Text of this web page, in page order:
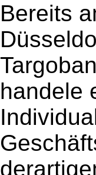
Bereits
handele